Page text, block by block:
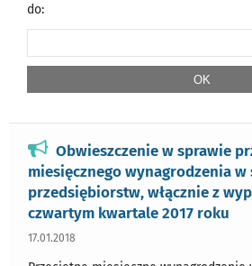
do:
Obwieszczenie w sprawie
miesięcznego wynagrodzenia w
przedsiębiorstw, włącznie z
czwartym kwartale 2017 roku
17.01.2018